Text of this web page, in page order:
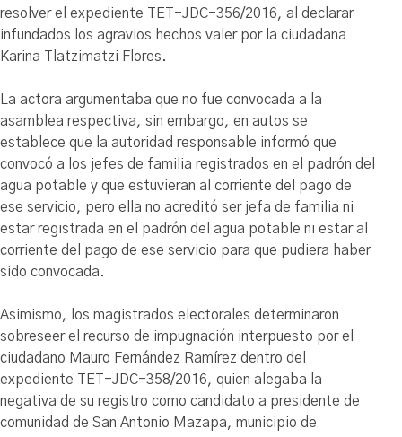
resolver el expediente TET-JDC-356/2016, al declarar
infundados los agravios hechos valer por la ciudadana
Karina Tlatzimatzi Flores.
La actora argumentaba que no fue convocada a la
asamblea respectiva, sin embargo, en autos se
establece que la autoridad responsable informó que
convocó a los jefes de familia registrados en el padrón del
agua potable y que estuvieran al corriente del pago de
ese servicio, pero ella no acreditó ser jefa de familia ni
estar registrada en el padrón del agua potable ni estar al
corriente del pago de ese servicio para que pudiera haber
sido convocada.
Asimismo, los magistrados electorales determinaron
sobreseer el recurso de impugnación interpuesto por el
ciudadano Mauro Fernández Ramírez dentro del
expediente TET-JDC-358/2016, quien alegaba la
negativa de su registro como candidato a presidente de
comunidad de San Antonio Mazapa, municipio de